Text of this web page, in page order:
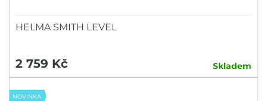
HELMA SMITH LEVEL
2 759 Kč Skladem
NOVINKA